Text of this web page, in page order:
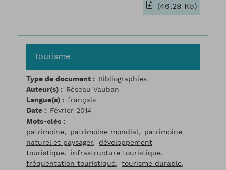
(46.29 Ko)
Tourisme
Type de document
Bibliographies
Auteur(s)
Réseau Vauban
Langue(s)
français
Date
Février 2014
Mots-clés
patrimoine
patrimoine mondial
patrimoine
naturel et paysager
développement
touristique
infrastructure touristique
fréquentation touristique
tourisme durable